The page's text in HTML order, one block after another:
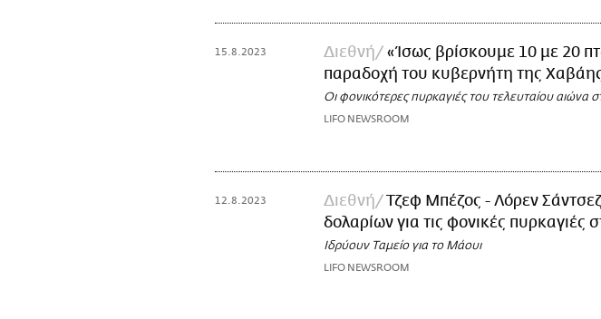
15.8.2023 Διεθνή
«Ίσως βρίσκουμε 10 με 20
παραδοχή του κυβερνήτη της
Οι φονικότερες πυρκαγιές του τελευταίου αιώνα
LIFO NEWSROOM
12.8.2023 Διεθνή
Τζεφ Μπέζος - Λόρεν
δολαρίων για τις φονικές πυρκαγιές
Ιδρύουν Ταμείο για το Μάουι
LIFO NEWSROOM